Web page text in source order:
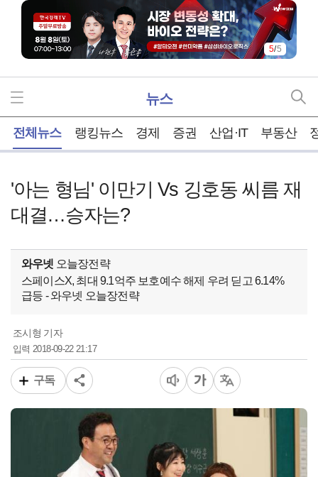
5/5
뉴스
전체뉴스 랭킹뉴스 경제 증권 산업·IT 부동산
'아는 형님' 이만기 Vs 깅호동 씨름 재
대결…승자는?
와우넷 오늘장전략
스페이스X, 최대 9.1억주 보호예수 해제 우려 딛고 6.14%
급등 - 와우넷 오늘장전략
조시형 기자
입력2018-09-22 21:17
구독